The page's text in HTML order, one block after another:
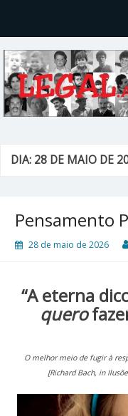
DIA: 28 DE MAIO DE
Pensamento
28 de maio de 2026
“A eterna
quero
O melhor meio de fugir à
[Richard Bach, in